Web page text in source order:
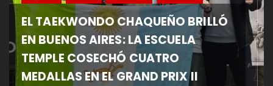
EL TAEKWONDO CHAQUEÑO BRILLÓ
EN BUENOS AIRES: LA ESCUELA
TEMPLE COSECHÓ CUATRO
MEDALLAS EN EL GRAND PRIX II